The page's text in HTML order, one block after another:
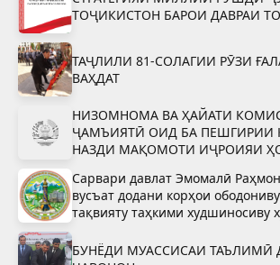
ТОҶИКИСТОН БАРОИ ДАВРАИ
ТАҶЛИЛИ 81-СОЛАГИИ РӮЗИ
ВАҲДАТ
НИЗОМНОМА ВА ҲАЙАТИ
ҶАМЪИЯТӢ ОИД БА ПЕШГИРИИ
НАЗДИ МАҚОМОТИ ИҶРОИЯИ
Сарвари давлат Эмомалӣ
вусъат додани корҳои
тақвияту таҳкими худшиносиву
БУНЁДИ МУАССИСАИ ТАЪЛИМӢ